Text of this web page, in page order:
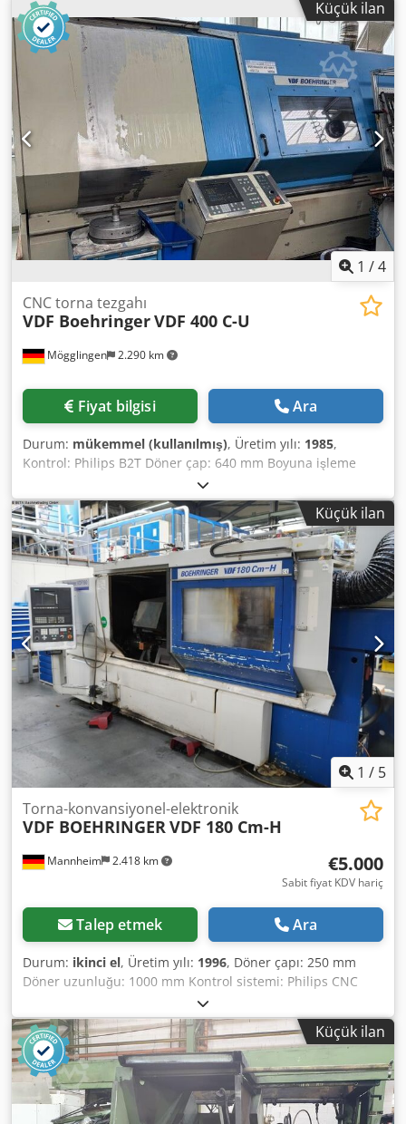
Küçük ilan
1 /4
Mögglingen 2.290 km
CNC torna tezgahı
VDF BoehringerVDF 400 C-U
Fiyat bilgisi Ara
Durum: mükemmel (kullanılmış), Üretim yılı: 1985,
Kontrol: Philips B2T Döner çap: 640 mm Boyuna işleme
çapı: 550 mm Crjdpfx Aozpy Rrjf Def Tornalama tezgahı
üzerindeki işleme çapı: 450 mm Tornalama uzunluğu: 1000
mm Mil devri: 2.240 devir/dakika Mil deliği: 103 mm 12
yuvalı döner taret (VDI 60) Yonga taşıma sistemi
Küçük ilan
1 / 5
Mannheim 2.418 km
Torna-konvansiyonel-elektronik
VDF BOEHRINGERVDF 180 Cm-H
€5.000
Sabit fiyat KDV hariç
Talep etmek Ara
Durum: ikinci el, Üretim yılı: 1996, Döner çapı: 250 mm
Döner uzunluğu: 1000 mm Kontrol sistemi: Philips CNC
kontrol sistemi Makine ağırlığı: Yaklaşık 8 ton PHILIPS CNC
kontrol sistemi X ekseni: 295 mm / Y ekseni: 295 mm Punta
mesafesi: 1000 mm Yatak üzerindeki maksimum çap: Ø 310
mm Dönerken maksimum çap: Ø 250 mm Maksimum
dönüş hızı: 4500 devir/dakika Mil deliği çapı: Ø 78 mm 8
takım içeren revolver taret Cedpfx Afsyan R As Dsrf Ağırlık:
Yaklaşık 8 ton
Küçük ilan